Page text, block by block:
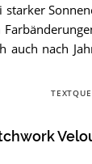
auch nach